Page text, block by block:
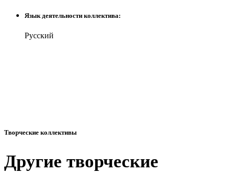
Язык деятельности коллектива:
Русский
Творческие коллективы
Другие творческие